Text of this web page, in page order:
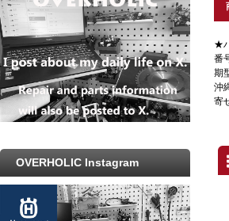
★
番
期
沖
寄
OVERHOLIC Instagram